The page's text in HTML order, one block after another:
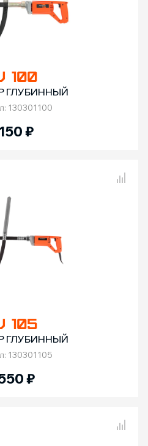
100
ГЛУБИННЫЙ
130301100
₽
105
ГЛУБИННЫЙ
130301105
₽